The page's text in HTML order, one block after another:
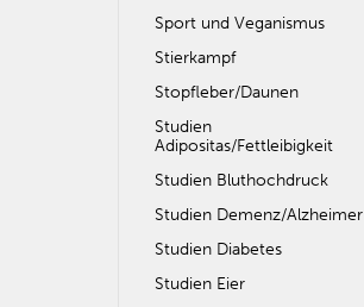
Sport und Veganismus
Stierkampf
Stopfleber/Daunen
Studien
Adipositas/Fettleibigkeit
Studien Bluthochdruck
Studien Demenz/Alzheimer
Studien Diabetes
Studien Eier